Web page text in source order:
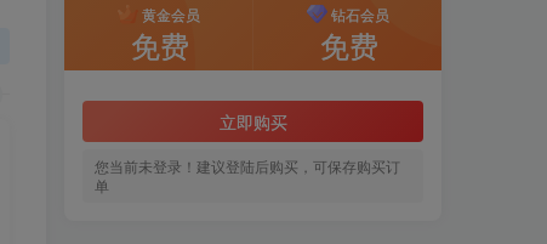
黄金会员
免费
钻石会员
免费
立即购买
您当前未登录！建议登陆后购买，可保存购买订
单